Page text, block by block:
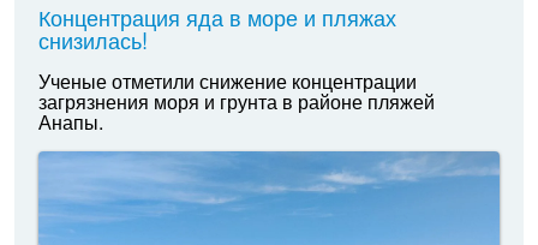
Концентрация яда в море и пляжах
снизилась!
Ученые отметили снижение концентрации
загрязнения моря и грунта в районе пляжей
Анапы.